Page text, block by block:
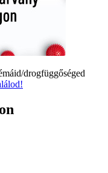
drogfüggőséged